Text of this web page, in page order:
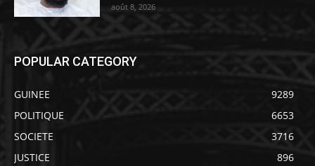
août 8, 2026
POPULAR CATEGORY
GUINEE
9289
POLITIQUE
6653
SOCIETE
3716
JUSTICE
896